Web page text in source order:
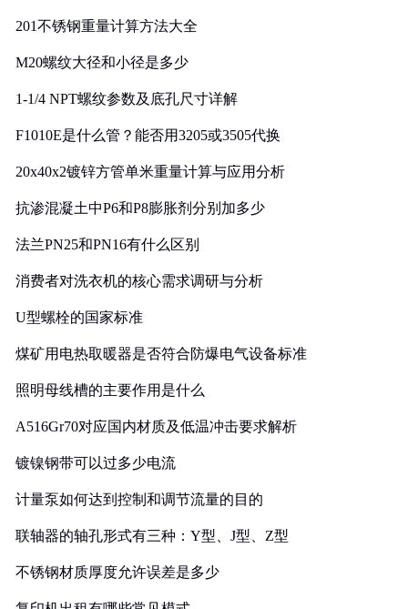
201不锈钢重量计算方法大全
M20螺纹大径和小径是多少
1-1/4 NPT螺纹参数及底孔尺寸详解
F1010E是什么管？能否用3205或3505代换
20x40x2镀锌方管单米重量计算与应用分析
抗渗混凝土中P6和P8膨胀剂分别加多少
法兰PN25和PN16有什么区别
消费者对洗衣机的核心需求调研与分析
U型螺栓的国家标准
煤矿用电热取暖器是否符合防爆电气设备标准
照明母线槽的主要作用是什么
A516Gr70对应国内材质及低温冲击要求解析
镀镍钢带可以过多少电流
计量泵如何达到控制和调节流量的目的
联轴器的轴孔形式有三种：Y型、J型、Z型
不锈钢材质厚度允许误差是多少